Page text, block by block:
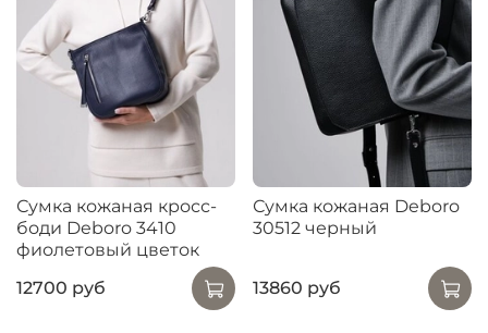
Сумка кожаная кросс-
боди Deboro 3410
фиолетовый цветок
12700 руб
Сумка кожаная Deboro
30512 черный
13860 руб